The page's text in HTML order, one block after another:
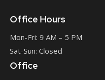
Office Hours
Mon-Fri: 9 AM – 5 PM
Sat-Sun: Closed
Office